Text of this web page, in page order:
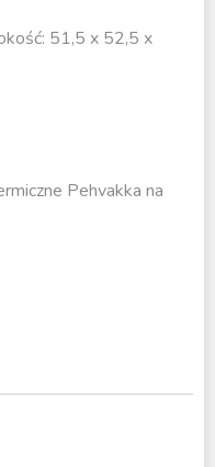
51,5 x 52,5 x
Pehvakka na